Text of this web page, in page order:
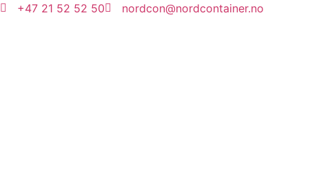
+47 21 52 52 50 nordcon@nordcontainer.no